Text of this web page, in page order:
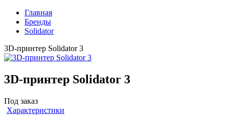
Главная
Бренды
Solidator
3D-принтер Solidator 3
3D-принтер Solidator 3
Под заказ
Характеристики